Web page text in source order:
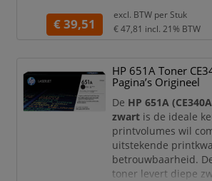
documenten altijd
representatieve
pagina’sis deze
voor thuisgebruik en
middelgrote kantore
€ 39,51
excl. BTW per Stuk
€ 47,81 incl. 21% BTW
HP 651A Toner
Pagina’s Origineel
De HP 651A
zwart is de ideale
printvolumes wil
uitstekende
betrouwbaarheid.
toner levert diepe